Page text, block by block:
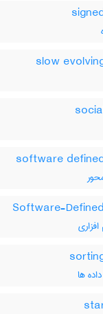
ها